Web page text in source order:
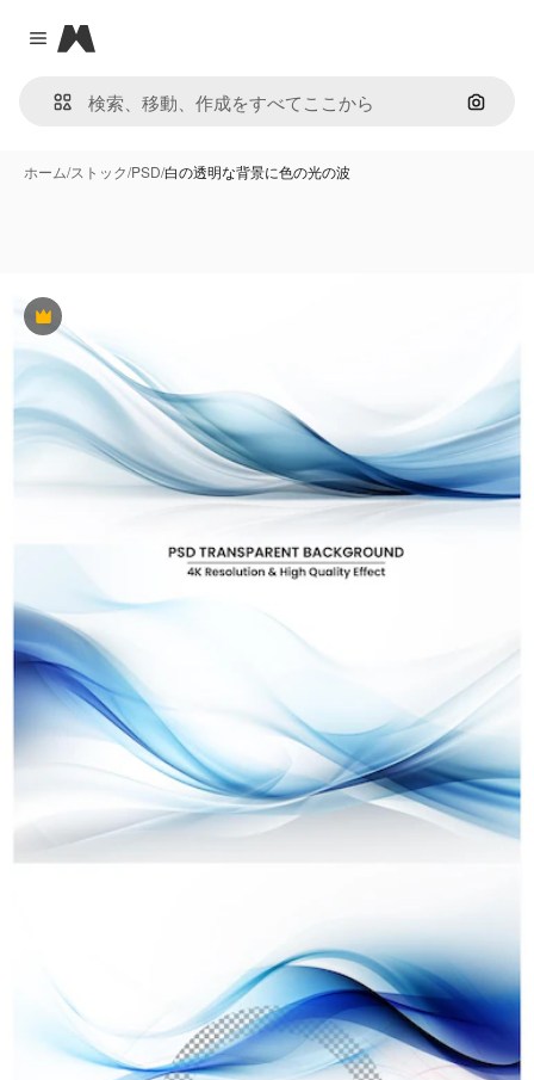
Close menu
Magnific
画像で
ホーム/ストック/PSD/白の透明な背景に色の光の波
Premium